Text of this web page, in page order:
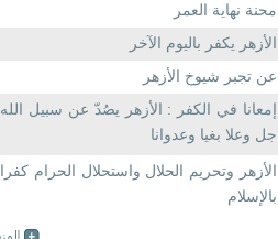
محنة نهاية العمر
الأزهر يكفر باليوم الآخر
عن تجبر شيوخ الأزهر
إمعانا في الكفر : الأزهر يصُدّ عن سبيل الله
جل وعلا بغيا وعدوانا
الأزهر وتحريم الحلال واستحلال الحرام كفرا
بالإسلام